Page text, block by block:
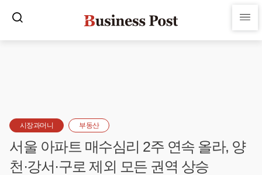
시장과머니 부동산
서울 아파트 매수심리 2주 연속 올라, 양
천·강서·구로 제외 모든 권역 상승